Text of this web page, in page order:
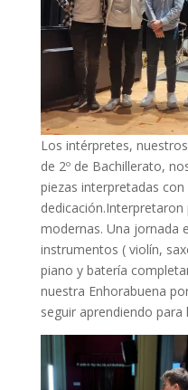
Los intérpretes,
de 2º de Bachillerato,
piezas interpretadas
dedicación.Interpretaron
modernas. Una jornada
instrumentos ( violín,
piano y batería
nuestra Enhorabuena
seguir aprendiendo para